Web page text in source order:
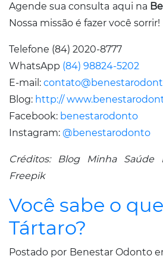
Agende sua consulta aqui na
Nossa missão é fazer você sorrir!
Telefone (84) 2020-8777
WhatsApp (84) 98824-5202
E-mail:
Blog: http://
Facebook: benestarodonto
Instagram: @benestarodonto
Créditos: Blog Minha Saúde
Freepik
Você sabe o
Tártaro?
Postado por Benestar Odonto